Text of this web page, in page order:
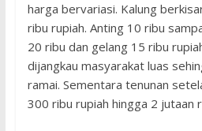
harga bervariasi. Kalung
ribu rupiah. Anting 10 ribu
20 ribu dan gelang 15 ribu
dijangkau masyarakat luas
ramai. Sementara tenunan
300 ribu rupiah hingga 2 jutaan